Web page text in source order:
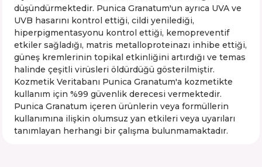
düşündürmektedir. Punica Granatum'un ayrıca UVA ve
UVB hasarını kontrol ettiği, cildi yenilediği,
hiperpigmentasyonu kontrol ettiği, kemopreventif
etkiler sağladığı, matris metalloproteinazı inhibe ettiği,
güneş kremlerinin topikal etkinliğini artırdığı ve temas
halinde çeşitli virüsleri öldürdüğü gösterilmiştir.
Kozmetik Veritabanı Punica Granatum'a kozmetikte
kullanım için %99 güvenlik derecesi vermektedir.
Punica Granatum içeren ürünlerin veya formüllerin
kullanımına ilişkin olumsuz yan etkileri veya uyarıları
tanımlayan herhangi bir çalışma bulunmamaktadır.